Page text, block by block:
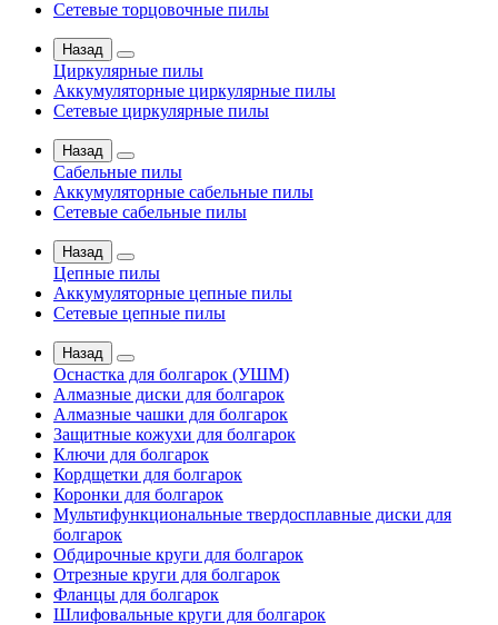
Сетевые торцовочные пилы
Назад
Циркулярные пилы
Аккумуляторные циркулярные пилы
Сетевые циркулярные пилы
Назад
Сабельные пилы
Аккумуляторные сабельные пилы
Сетевые сабельные пилы
Назад
Цепные пилы
Аккумуляторные цепные пилы
Сетевые цепные пилы
Назад
Оснастка для болгарок (УШМ)
Алмазные диски для болгарок
Алмазные чашки для болгарок
Защитные кожухи для болгарок
Ключи для болгарок
Кордщетки для болгарок
Коронки для болгарок
Мультифункциональные твердосплавные диски для
болгарок
Обдирочные круги для болгарок
Отрезные круги для болгарок
Фланцы для болгарок
Шлифовальные круги для болгарок